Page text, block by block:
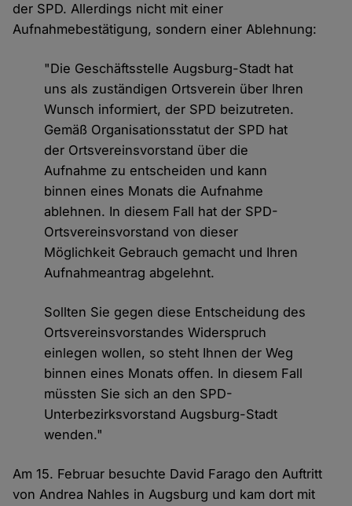
der SPD. Allerdings nicht mit einer
Aufnahmebestätigung, sondern einer Ablehnung:
"Die Geschäftsstelle Augsburg-Stadt hat
uns als zuständigen Ortsverein über Ihren
Wunsch informiert, der SPD beizutreten.
Gemäß Organisationsstatut der SPD hat
der Ortsvereinsvorstand über die
Aufnahme zu entscheiden und kann
binnen eines Monats die Aufnahme
ablehnen. In diesem Fall hat der SPD-
Ortsvereinsvorstand von dieser
Möglichkeit Gebrauch gemacht und Ihren
Aufnahmeantrag abgelehnt.
Sollten Sie gegen diese Entscheidung des
Ortsvereinsvorstandes Widerspruch
einlegen wollen, so steht Ihnen der Weg
binnen eines Monats offen. In diesem Fall
müssten Sie sich an den SPD-
Unterbezirksvorstand Augsburg-Stadt
wenden."
Am 15. Februar besuchte David Farago den Auftritt
von Andrea Nahles in Augsburg und kam dort mit